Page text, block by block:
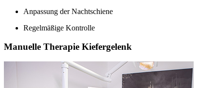
Anpassung der Nachtschiene
Regelmäßige Kontrolle
Manuelle Therapie Kiefergelenk